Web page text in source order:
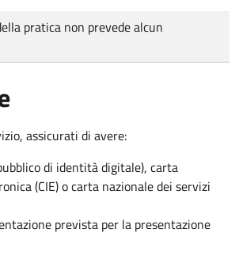
pratica non prevede alcun
assicurati di avere:
di identità digitale), carta
(CIE) o carta nazionale dei servizi
prevista per la presentazione